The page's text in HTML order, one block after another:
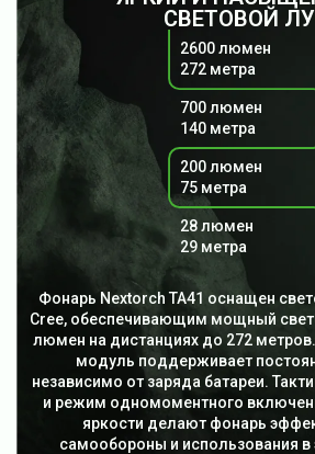
СВЕТОВОЙ
2600 люмен
272 метра
700 люмен
140 метра
200 люмен
75 метра
28 люмен
29 метра
Фонарь Nextorch TA41 оснащен
Cree, обеспечивающим мощный
люмен на дистанциях до 272
модуль поддерживает
независимо от заряда батареи.
и режим одномоментного
яркости делают фонарь
самообороны и использования